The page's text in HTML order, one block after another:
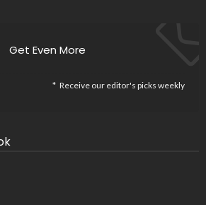
Get Even More
Receive our editor's picks weekly